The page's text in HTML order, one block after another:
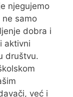
njegujemo
ne samo
dobra i
aktivni
društvu.
već i